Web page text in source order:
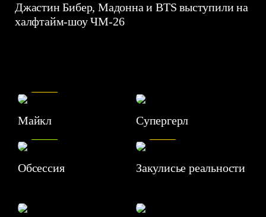
Джастин Бибер, Мадонна и BTS выступили на
халфтайм-шоу ЧМ-26
Майкл Супергерл
Обсессия
7.1
Закулисье реальности